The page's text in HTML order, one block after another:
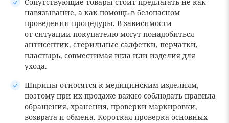
навязывание, а как помощь в безопасном
проведении процедуры. В зависимости
от ситуации покупателю могут понадобиться
антисептик, стерильные салфетки, перчатки,
пластырь, совместимая игла или изделия для
ухода.
Шприцы относятся к медицинским изделиям,
поэтому при их продаже важно соблюдать правила
обращения, хранения, проверки маркировки,
возврата и обмена. Короткая проверка основных